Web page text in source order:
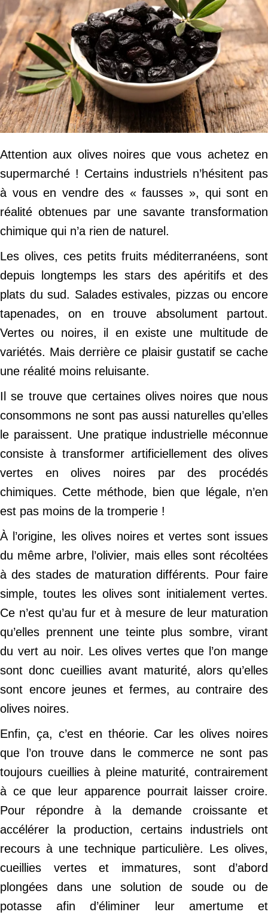
Attention aux olives noires que vous achetez en
supermarché ! Certains industriels n’hésitent pas
à vous en vendre des « fausses », qui sont en
réalité obtenues par une savante transformation
chimique qui n’a rien de naturel.
Les olives, ces petits fruits méditerranéens, sont
depuis longtemps les stars des apéritifs et des
plats du sud. Salades estivales, pizzas ou encore
tapenades, on en trouve absolument partout.
Vertes ou noires, il en existe une multitude de
variétés. Mais derrière ce plaisir gustatif se cache
une réalité moins reluisante.
Il se trouve que certaines olives noires que nous
consommons ne sont pas aussi naturelles qu’elles
le paraissent. Une pratique industrielle méconnue
consiste à transformer artificiellement des olives
vertes en olives noires par des procédés
chimiques. Cette méthode, bien que légale, n’en
est pas moins de la tromperie !
À l’origine, les olives noires et vertes sont issues
du même arbre, l’olivier, mais elles sont récoltées
à des stades de maturation différents. Pour faire
simple, toutes les olives sont initialement vertes.
Ce n’est qu’au fur et à mesure de leur maturation
qu’elles prennent une teinte plus sombre, virant
du vert au noir. Les olives vertes que l’on mange
sont donc cueillies avant maturité, alors qu’elles
sont encore jeunes et fermes, au contraire des
olives noires.
Enfin, ça, c’est en théorie. Car les olives noires
que l’on trouve dans le commerce ne sont pas
toujours cueillies à pleine maturité, contrairement
à ce que leur apparence pourrait laisser croire.
Pour répondre à la demande croissante et
accélérer la production, certains industriels ont
recours à une technique particulière. Les olives,
cueillies vertes et immatures, sont d’abord
plongées dans une solution de soude ou de
potasse afin d’éliminer leur amertume et